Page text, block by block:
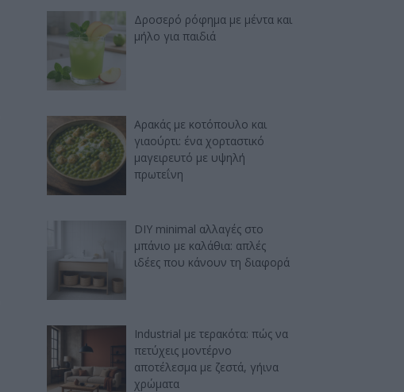
Δροσερό ρόφημα με μέντα και
μήλο για παιδιά
Αρακάς με κοτόπουλο και
γιαούρτι: ένα χορταστικό
μαγειρευτό με υψηλή
πρωτεΐνη
DIY minimal αλλαγές στο
μπάνιο με καλάθια: απλές
ιδέες που κάνουν τη διαφορά
Industrial με τερακότα: πώς να
πετύχεις μοντέρνο
αποτέλεσμα με ζεστά, γήινα
χρώματα